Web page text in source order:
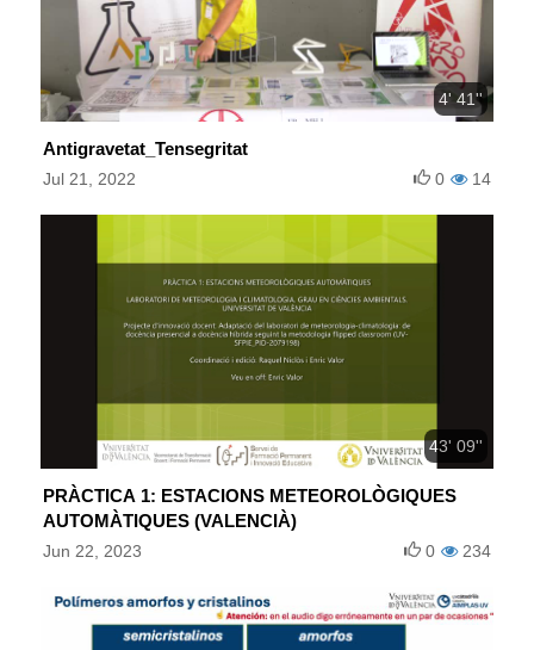
4' 41''
Antigravetat_Tensegritat
Jul 21, 2022 14
0
43' 09''
PRÀCTICA 1: ESTACIONS METEOROLÒGIQUES
AUTOMÀTIQUES (VALENCIÀ)
Jun 22, 2023 234
0